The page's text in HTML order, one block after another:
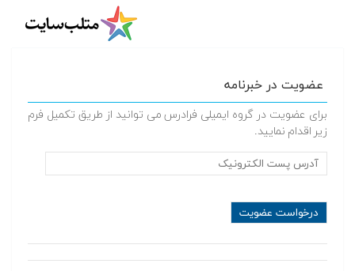
عضویت در خبرنامه
برای عضویت در گروه ایمیلی فرادرس می توانید از طریق تکمیل فرم
زیر اقدام نمایید.